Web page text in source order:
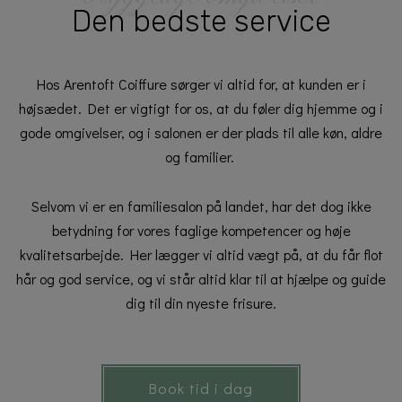
Den bedste service
Hos Arentoft Coiffure sørger vi altid for, at kunden er i
højsædet. Det er vigtigt for os, at du føler dig hjemme og i
gode omgivelser, og i salonen er der plads til alle køn, aldre
og familier.
Selvom vi er en familiesalon på landet, har det dog ikke
betydning for vores faglige kompetencer og høje
kvalitetsarbejde. Her lægger vi altid vægt på, at du får flot
hår og god service, og vi står altid klar til at hjælpe og guide
dig til din nyeste frisure.
Book tid i dag